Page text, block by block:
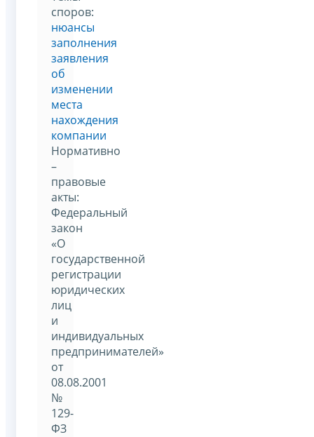
споров:
нюансы
заполнения
заявления
об
изменении
места
нахождения
компании
Нормативно
–
правовые
акты:
Федеральный
закон
«О
государственной
регистрации
юридических
лиц
и
индивидуальных
предпринимателей»
от
08.08.2001
№
129-
ФЗ